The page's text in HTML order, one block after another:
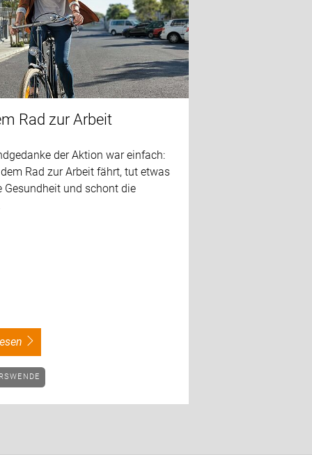
Rad zur Arbeit
der Aktion war einfach:
Rad zur Arbeit fährt, tut etwas
Gesundheit und schont die